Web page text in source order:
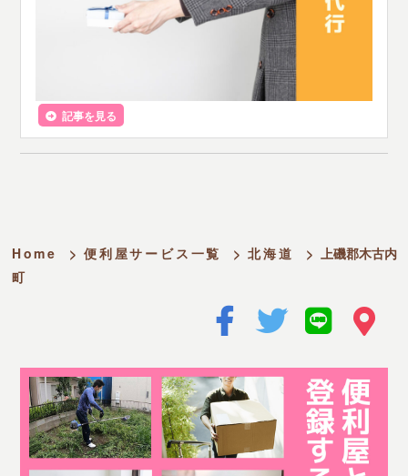
記事を見る
Home > 便利屋サービス一覧 > 北海道 >
上磯郡木古内
町